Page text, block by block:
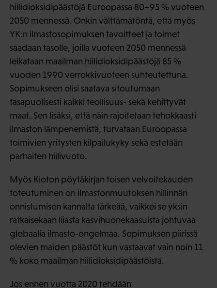
hiilidioksidipäästöjä Euroopassa 80–95 % vuoteen
2050 mennessä. Onkin välttämätöntä, että myös
YK:n ilmastosopimuksen tavoitteet ja toimet
saadaan tasolle, joilla vuoteen 2050 mennessä
leikataan maailman hiilidioksidipäästöjä 85 %
vuoden 1990 verrokkivuoteen suhteutettuna.
Sopimukseen olisi saatava sitoutumaan
tasapuolisesti kaikki teollisuus- sekä kehittyvät
maat. Sen lisäksi, että näin rajoitetaan tehokkaasti
ilmaston lämpenemistä, turvataan Euroopassa
toimivien yritysten kilpailukyky sekä estetään
parhaiten hiilivuoto.
Myös Kioton pöytäkirjan toisen velvoitekauden
toteutuminen on ilmastonmuutoksen hillinnän
onnistumisen kannalta tärkeää, vaikkei se yksin
ratkaisekaan liiasta kasvihuonekaasuista johtuvaa
globaalia ilmasto-ongelmaa. Sopimuksen piirissä
olevien maiden päästöt kun vastaavat vain noin 11
% koko maailman hiilidioksidipäästöistä.
Jos ennen vuotta 2020 tehdään